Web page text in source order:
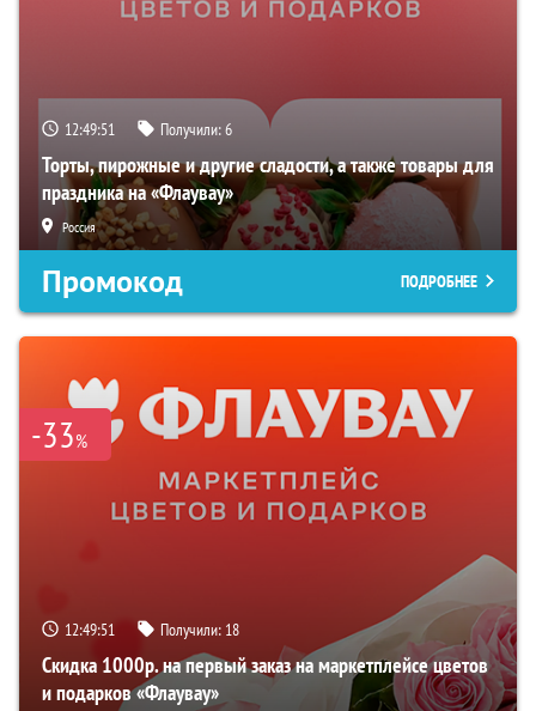
12:49:50 Получили:6
Торты, пирожные и другие сладости, а также товары для
праздника на «Флаувау»
Россия
Промокод ПОДРОБНЕЕ
-33%
12:49:50 Получили: 18
Скидка 1000р. на первый заказ на маркетплейсе цветов
и подарков «Флаувау»